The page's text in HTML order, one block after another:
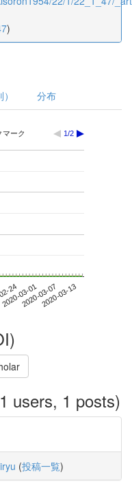
)
分布
マーク 1/2
24
2020-03-012020-03-072020-03-13
users, 1 posts)
(投稿一覧)